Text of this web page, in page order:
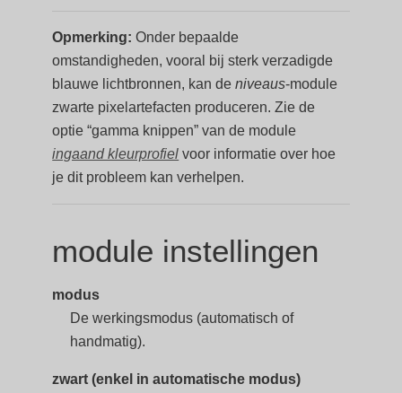
Opmerking: Onder bepaalde
omstandigheden, vooral bij sterk verzadigde
blauwe lichtbronnen, kan deniveaus-module
zwarte pixelartefacten produceren. Zie de
optie “gamma knippen” van de module
ingaand kleurprofiel voor informatie over hoe
je dit probleem kan verhelpen.
module instellingen
modus
De werkingsmodus (automatisch of
handmatig).
zwart (enkel in automatische modus)